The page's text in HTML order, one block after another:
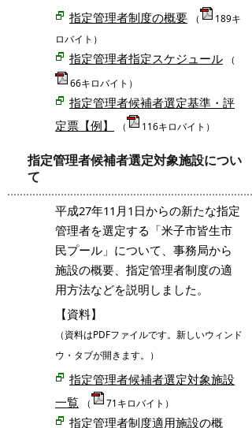
指定管理者制度の概要 （
189キ
ロバイト）
指定管理者指定スケジュール
（
66キロバイト）
指定管理者候補者選定基準・評
定票【例】
（ 116キロバイト）
指定管理者候補者選定対象施設につい
て
平成27年11月1日からの新たな指定
管理者を選定する「米子市皆生市
民プール」について、事務局から
施設の概要、指定管理者制度の適
用方法などを説明しました。
【資料】
（資料はPDFファイルです。新しいウィンド
ウ・タブが開きます。）
指定管理者候補者選定対象施設
一覧
（ 71キロバイト）
指定管理者制度適用施設の概